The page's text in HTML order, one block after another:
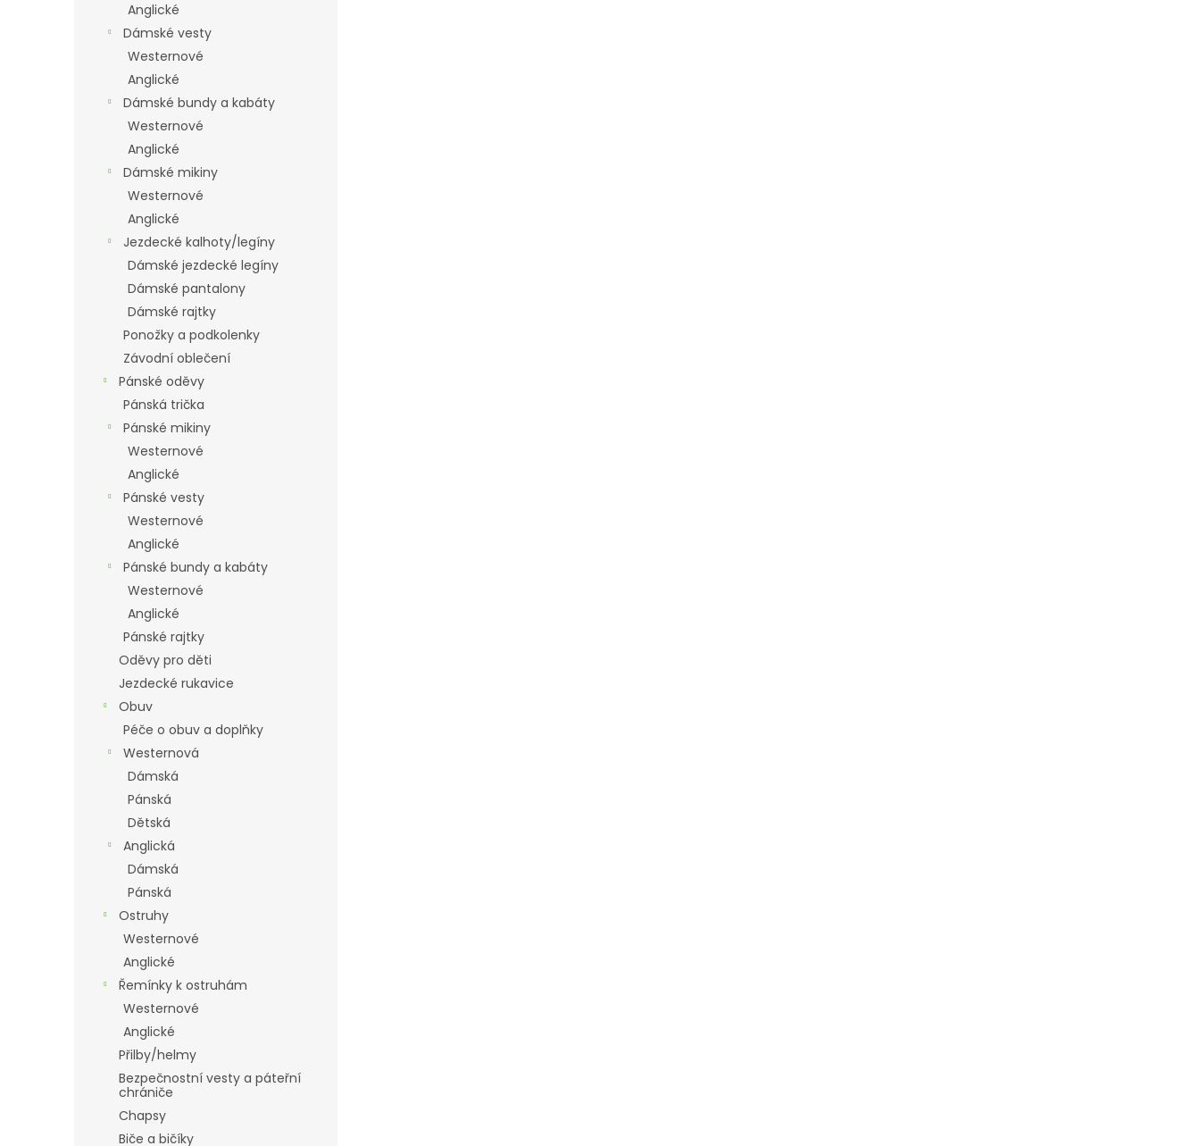
Anglické
Dámské vesty
Westernové
Anglické
Dámské bundy a kabáty
Westernové
Anglické
Dámské mikiny
Westernové
Anglické
Jezdecké kalhoty/legíny
Dámské jezdecké legíny
Dámské pantalony
Dámské rajtky
Ponožky a podkolenky
Závodní oblečení
Pánské oděvy
Pánská trička
Pánské mikiny
Westernové
Anglické
Pánské vesty
Westernové
Anglické
Pánské bundy a kabáty
Westernové
Anglické
Pánské rajtky
Oděvy pro děti
Jezdecké rukavice
Obuv
Péče o obuv a doplňky
Westernová
Dámská
Pánská
Dětská
Anglická
Dámská
Pánská
Ostruhy
Westernové
Anglické
Řemínky k ostruhám
Westernové
Anglické
Přilby/helmy
Bezpečnostní vesty a páteřní
chrániče
Chapsy
Biče a bičíky